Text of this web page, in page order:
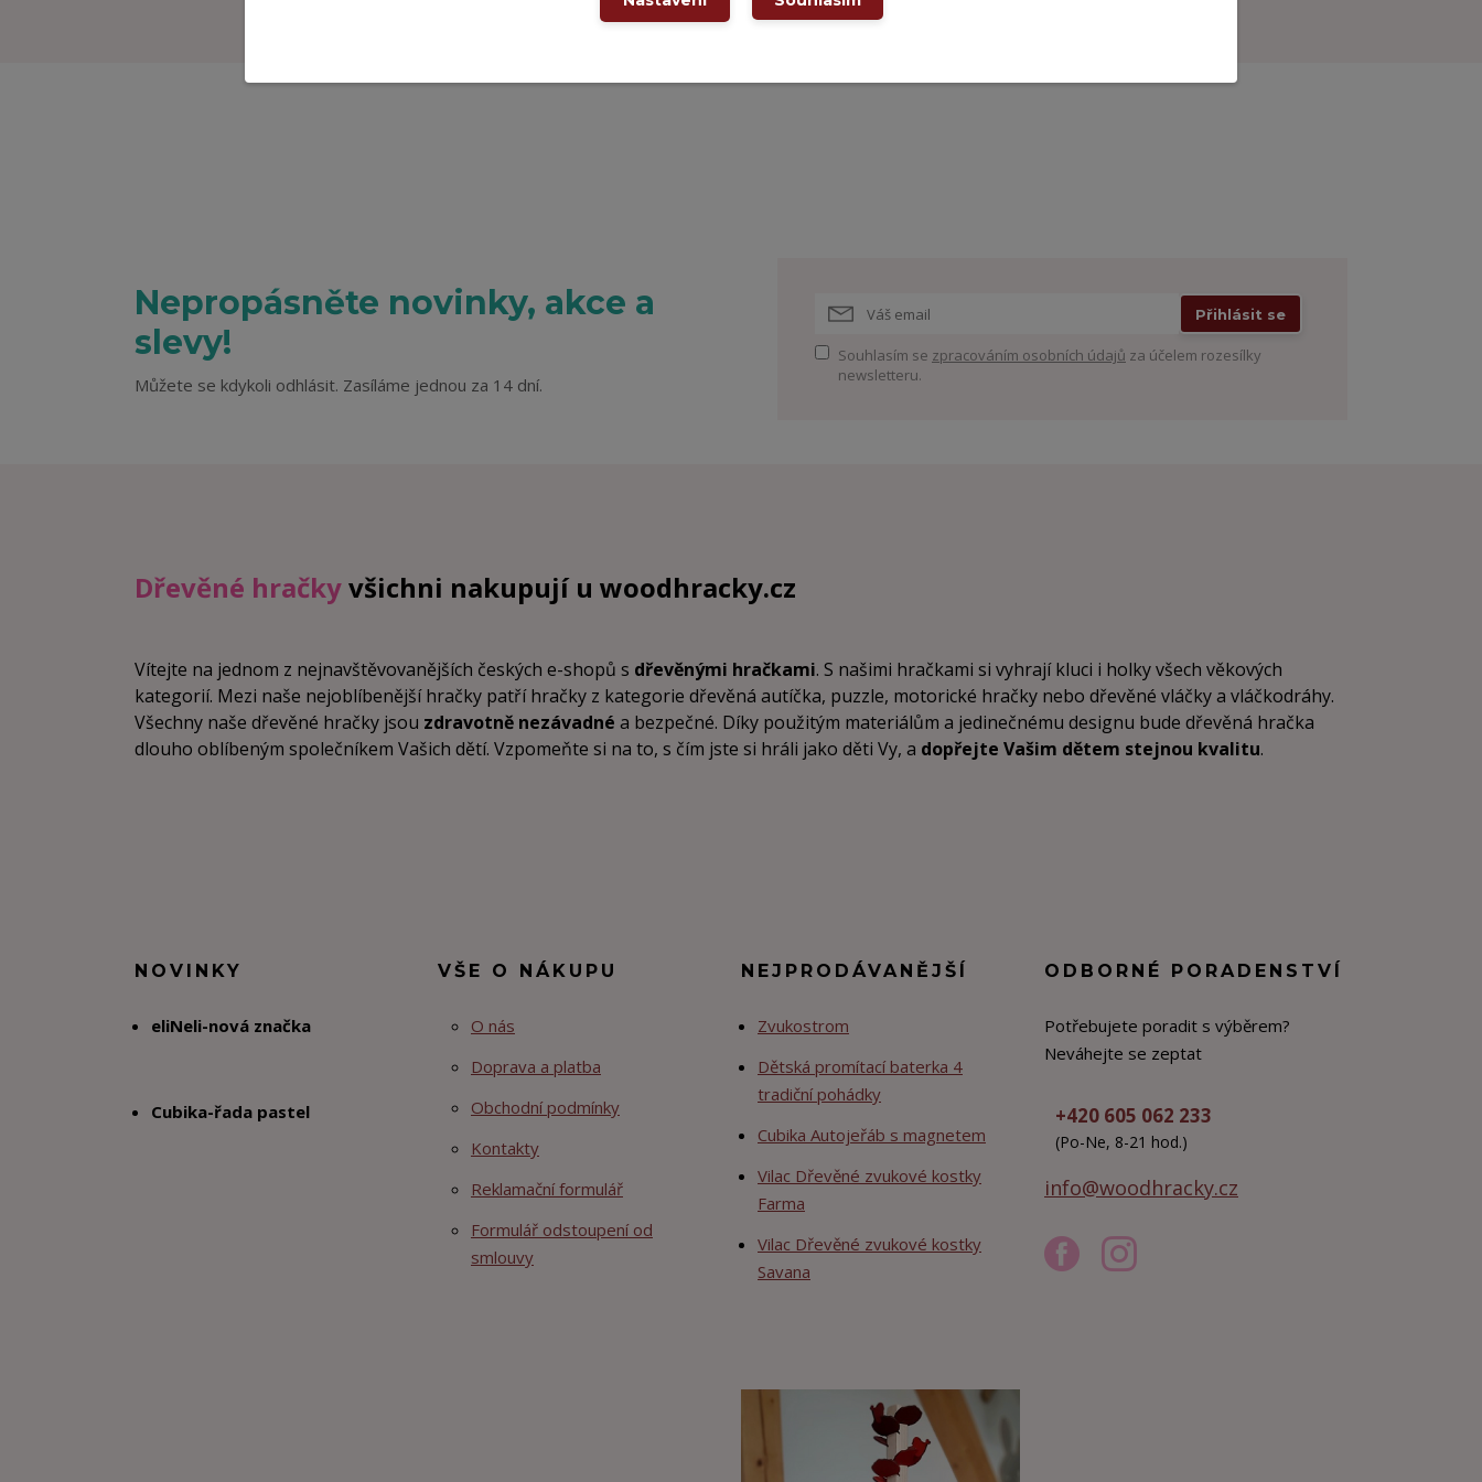
Nepropásněte novinky, akce a
slevy!
Můžete se kdykoli odhlásit. Zasíláme jednou za 14 dní.
Přihlásit se
Souhlasím se zpracováním osobních údajů za účelem rozesílky
newsletteru.
Dřevěné hračkyvšichni nakupují u woodhracky.cz
Vítejte na jednom z nejnavštěvovanějších českých e-shopů s dřevěnými hračkami. S našimi hračkami si vyhrají kluci i holky všech věkových
kategorií. Mezi naše nejoblíbenější hračky patří hračky z kategorie dřevěná autíčka, puzzle, motorické hračky nebo dřevěné vláčky a vláčkodráhy.
Všechny naše dřevěné hračky jsou zdravotně nezávadné a bezpečné. Díky použitým materiálům a jedinečnému designu bude dřevěná hračka
dlouho oblíbeným společníkem Vašich dětí. Vzpomeňte si na to, s čím jste si hráli jako děti Vy, a dopřejte Vašim dětem stejnou kvalitu.
NOVINKY
eliNeli-nová značka
Cubika-řada pastel
VŠE O NÁKUPU
O nás
Doprava a platba
Obchodní podmínky
Kontakty
Reklamační formulář
Formulář odstoupení od
smlouvy
NEJPRODÁVANĚJŠÍ
Zvukostrom
Dětská promítací baterka 4
tradiční pohádky
Cubika Autojeřáb s magnetem
Vilac Dřevěné zvukové kostky
Farma
Vilac Dřevěné zvukové kostky
Savana
ODBORNÉ PORADENSTVÍ
Potřebujete poradit s výběrem?
Neváhejte se zeptat
+420 605 062 233
(Po-Ne, 8-21 hod.)
info@woodhracky.cz